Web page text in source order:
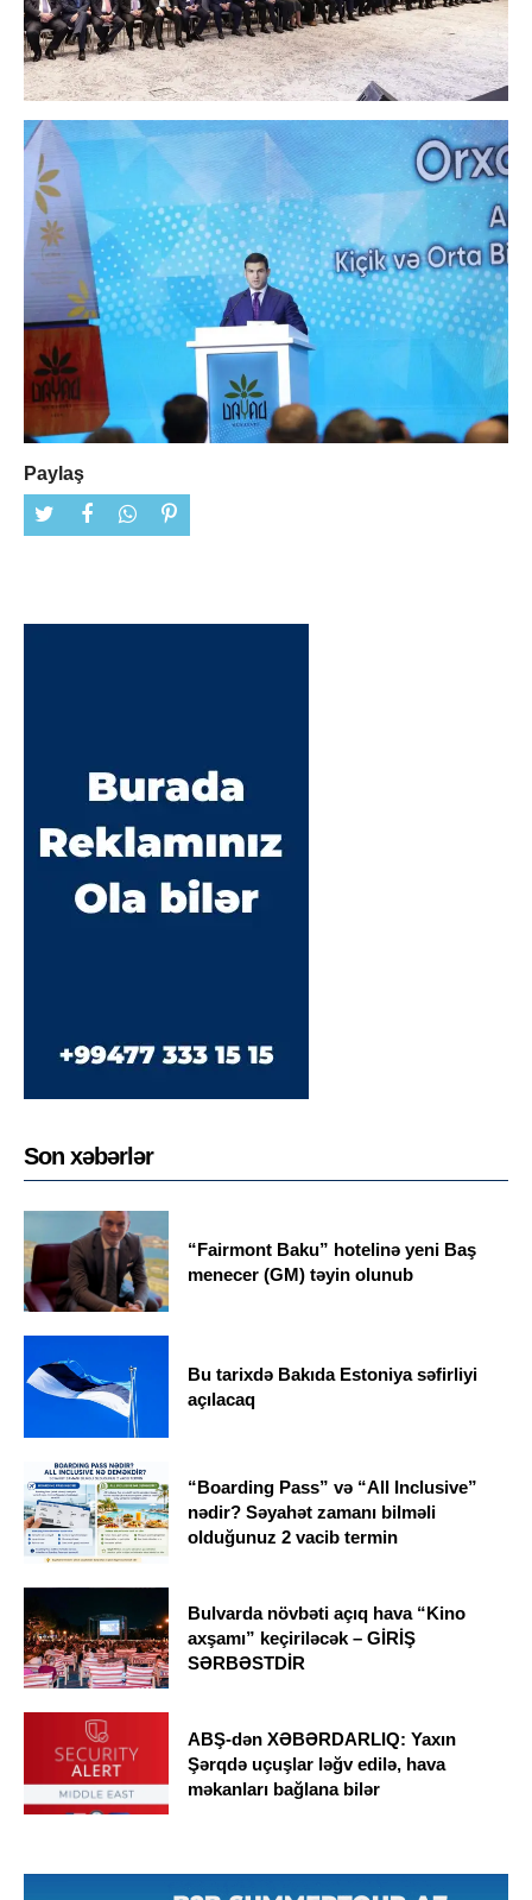
Paylaş
Son xəbərlər
“Fairmont Baku” hotelinə yeni Baş
menecer (GM) təyin olunub
Bu tarixdə Bakıda Estoniya səfirliyi
açılacaq
“Boarding Pass” və “All Inclusive”
nədir? Səyahət zamanı bilməli
olduğunuz 2 vacib termin
Bulvarda növbəti açıq hava “Kino
axşamı” keçiriləcək – GİRİŞ
SƏRBƏSTDİR
ABŞ-dən XƏBƏRDARLIQ: Yaxın
Şərqdə uçuşlar ləğv edilə, hava
məkanları bağlana bilər